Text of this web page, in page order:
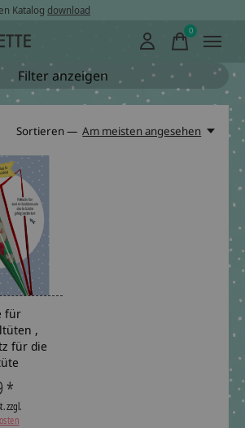
Katalog download
0items
Filter anzeigen
Sortieren — Am meisten angesehen
für
,
für die
*
zzgl.